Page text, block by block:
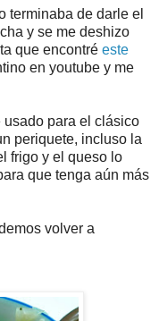
terminaba de darle el
y se me deshizo
que encontré este
en youtube y me
usado para el clásico
periquete, incluso la
frigo y el queso lo
que tenga aún más
volver a